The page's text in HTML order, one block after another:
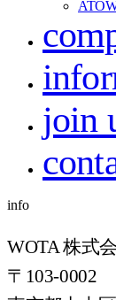
join
info
WOTA 株式
〒103-0002